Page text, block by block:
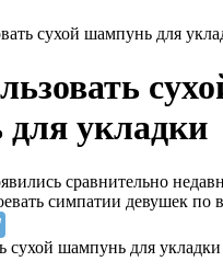
сухой шампунь для
укладки
сравнительно
симпатии девушек по